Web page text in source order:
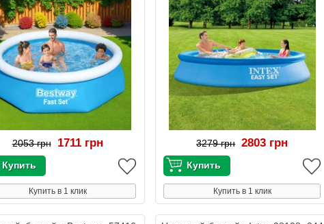
2053 грн 1711 грн
Купить в 1 клик
3279 грн 2803 грн
Купить в 1 клик